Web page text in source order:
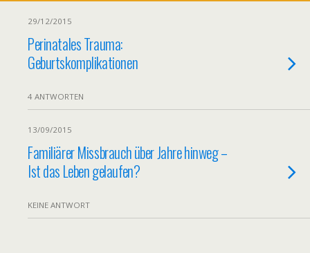
29/12/2015
Perinatales Trauma:
Geburtskomplikationen
4 ANTWORTEN
13/09/2015
Familiärer Missbrauch über Jahre hinweg –
Ist das Leben gelaufen?
KEINE ANTWORT